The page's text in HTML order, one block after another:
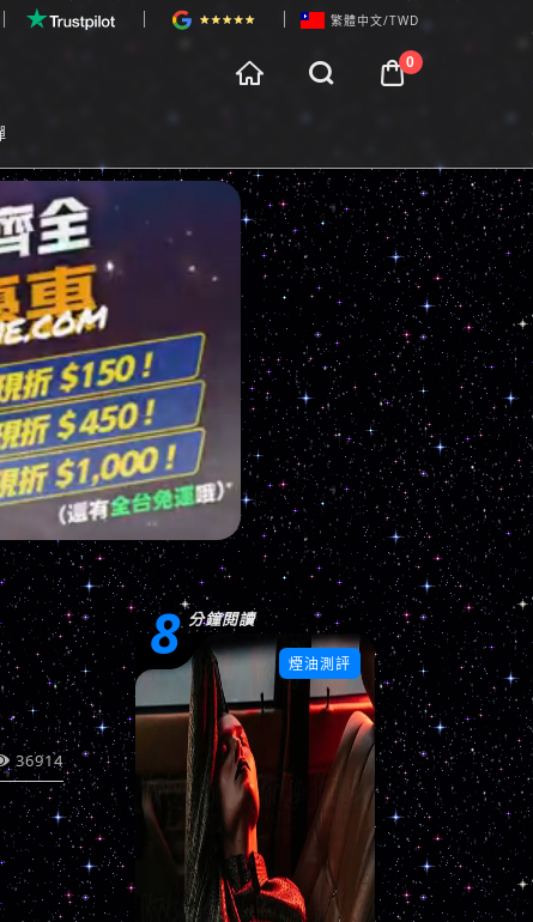
繁體中文/TWD
  0
車預覽
 所有訂單商品金額滿$3,000即可享受全台免費配送
 滿減優惠進行中：所有訂單商品金額 滿$3,300 減$150
 全部商品享受在 7天鑑賞期內免費退換服務
36914
8 分鐘閱讀 
煙油測評